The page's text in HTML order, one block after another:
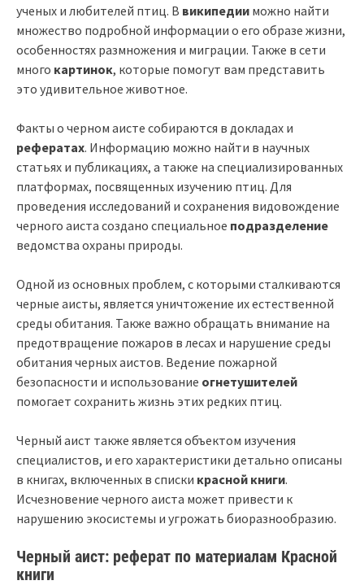
ученых и любителей птиц. В википедии можно найти
множество подробной информации о его образе жизни,
особенностях размножения и миграции. Также в сети
много картинок, которые помогут вам представить
это удивительное животное.
Факты о черном аисте собираются в докладах и
рефератах. Информацию можно найти в научных
статьях и публикациях, а также на специализированных
платформах, посвященных изучению птиц. Для
проведения исследований и сохранения видовождение
черного аиста создано специальное подразделение
ведомства охраны природы.
Одной из основных проблем, с которыми сталкиваются
черные аисты, является уничтожение их естественной
среды обитания. Также важно обращать внимание на
предотвращение пожаров в лесах и нарушение среды
обитания черных аистов. Ведение пожарной
безопасности и использование огнетушителей
помогает сохранить жизнь этих редких птиц.
Черный аист также является объектом изучения
специалистов, и его характеристики детально описаны
в книгах, включенных в списки красной книги.
Исчезновение черного аиста может привести к
нарушению экосистемы и угрожать биоразнообразию.
Черный аист: реферат по материалам Красной
книги